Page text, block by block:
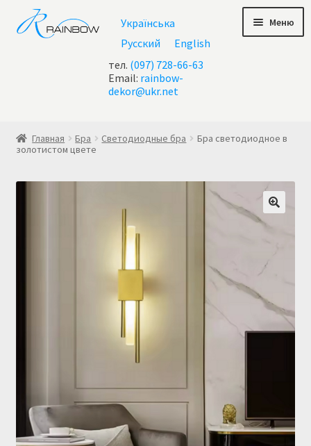
Перейти
к
навигации
Перейти
к
содержимому
Українська
Русский
English
тел. (097) 728-66-63
Email: rainbow-
dekor@ukr.net
Меню
Купить люстру в Украине
Мой аккаунт
О нас
Главная Бра Светодиодные бра
Бра светодиодное в
золотистом цвете